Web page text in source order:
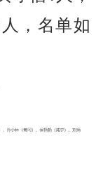
，名单如